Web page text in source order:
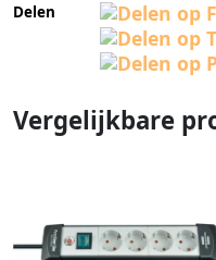
Delen
Vergelijkbare